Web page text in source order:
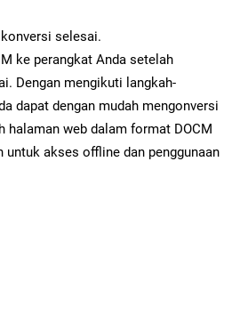
selesai.
ke perangkat Anda setelah
Dengan mengikuti langkah-
dapat dengan mudah mengonversi
halaman web dalam format DOCM
untuk akses offline dan penggunaan